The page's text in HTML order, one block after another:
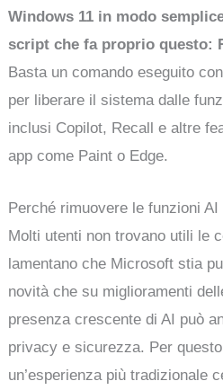
Windows 11 in modo
script che fa proprio questo:
Basta un comando eseguito
per liberare il sistema dalle
inclusi Copilot, Recall e altre
app come Paint o Edge.
Perché rimuovere le funzioni AI
Molti utenti non trovano utili le
lamentano che Microsoft stia
novità che su miglioramenti
presenza crescente di AI può
privacy e sicurezza. Per
un’esperienza più tradizionale